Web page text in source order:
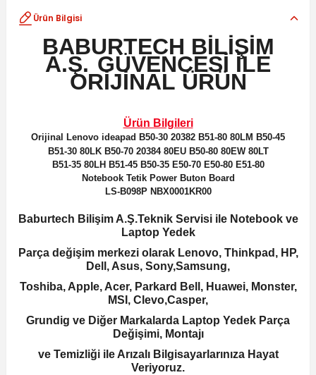
Ürün Bilgisi
BABURTECH BİLİŞİM
A.Ş. GÜVENCESİ İLE
ORİJİNAL ÜRÜN
Ürün Bilgileri
Orijinal Lenovo ideapad B50-30 20382 B51-80 80LM B50-45
B51-30 80LK B50-70 20384 80EU B50-80 80EW 80LT
B51-35 80LH B51-45 B50-35 E50-70 E50-80 E51-80
Notebook Tetik Power Buton Board
LS-B098P NBX0001KR00
Baburtech Bilişim A.Ş.Teknik Servisi ile Notebook ve
Laptop Yedek
Parça değişim merkezi olarak Lenovo, Thinkpad, HP,
Dell, Asus, Sony,Samsung,
Toshiba, Apple, Acer, Parkard Bell, Huawei, Monster,
MSI, Clevo,Casper,
Grundig ve Diğer Markalarda Laptop Yedek Parça
Değişimi, Montajı
ve Temizliği ile Arızalı Bilgisayarlarınıza Hayat
Veriyoruz.